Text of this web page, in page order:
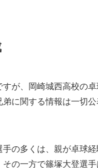
が、岡崎城西高校の
に関する情報は一切
の多くは、親が卓球
の一方で篠塚大登選